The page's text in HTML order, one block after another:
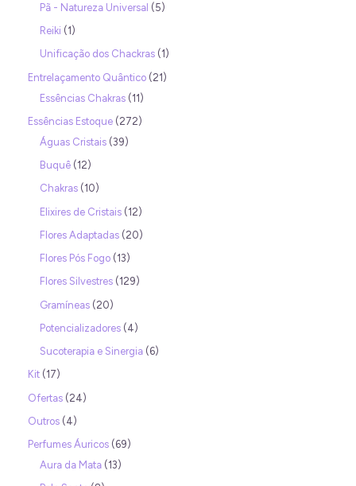
Pã - Natureza Universal
5
Reiki 1
Unificação dos Chackras 1
Entrelaçamento Quântico 21
Essências Chakras 11
Essências Estoque 272
Águas Cristais 39
Buquê 12
Chakras 10
Elixires de Cristais 12
Flores Adaptadas 20
Flores Pós Fogo 13
Flores Silvestres 129
Gramíneas 20
Potencializadores 4
Sucoterapia e Sinergia 6
Kit 17
Ofertas 24
Outros 4
Perfumes Áuricos 69
Aura da Mata 13